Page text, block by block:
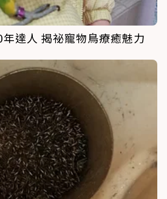
達人 揭祕寵物鳥療癒魅力